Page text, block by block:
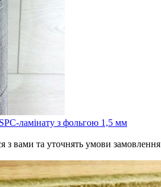
ламінату з фольгою 1,5 мм
з вами та уточнять умови замовлення